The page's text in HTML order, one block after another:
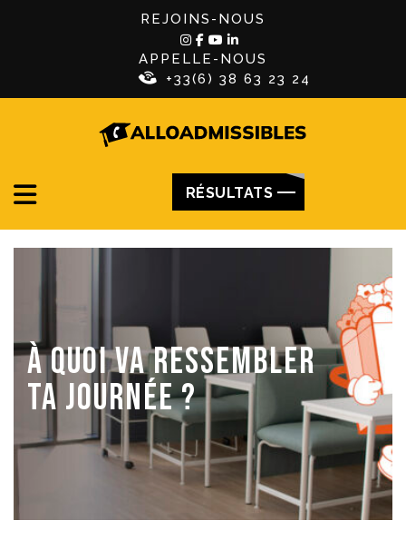
REJOINS-NOUS
APPELLE-NOUS
+33(6) 38 63 23 24
RÉSULTATS
À QUOI VA RESSEMBLER
TA JOURNÉE ?